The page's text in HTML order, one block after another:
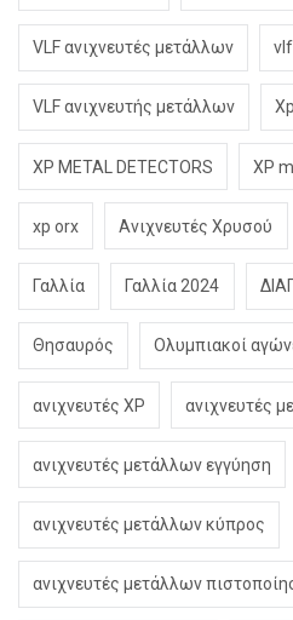
VLF ανιχνευτές μετάλλων
VLF ανιχνευτής μετάλλων
XP METAL DETECTORS XP
xp orx Ανιχνευτές Χρυσού
Γαλλία Γαλλία 2024
Θησαυρός Ολυμπιακοί
ανιχνευτές XP ανιχνευτές
ανιχνευτές μετάλλων εγγύηση
ανιχνευτές μετάλλων κύπρος
ανιχνευτές μετάλλων